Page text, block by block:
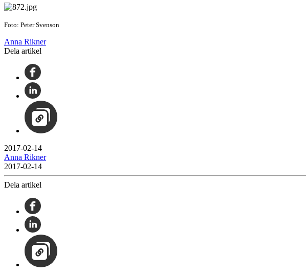
Foto: Peter Svenson
Anna Rikner
Dela artikel
2017-02-14
Anna Rikner
2017-02-14
Dela artikel